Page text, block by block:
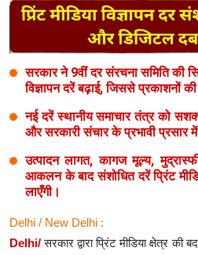
History Speaks
About Us
Contact Us
सरकार ने 9वीं दर संरचना समिति की
विज्ञापन दरें बढ़ाई, जिससे प्रकाशनों
नई दरें स्थानीय समाचार तंत्र को
और सरकारी संचार के प्रभावी प्रसार
उत्पादन लागत, कागज मूल्य,
आकलन के बाद संशोधित दरें प्रिंट
लाएँगी।
Delhi / New Delhi :
Delhi/सरकार द्वारा प्रिंट मीडिया क्षेत्र की